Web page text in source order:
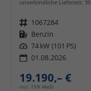
unverbindliche Lieferzeit:
Fahrzeugnr. 1067284
Kraftstoff Benzin
Leistung 74 kW (101 PS)
01.08.2026
19.190,– €
incl. 19% MwSt.